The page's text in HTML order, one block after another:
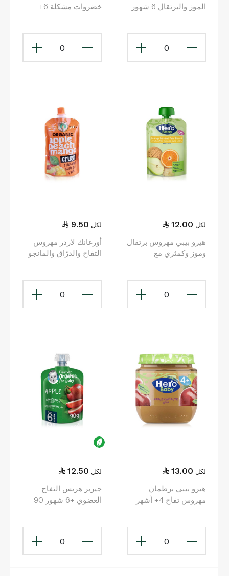
الموز والبرتقال 6 شهور
0
خضروات مشكلة 6+
0
12.00 لكل
هيرو بيبي مهروس برتقال
وموز وكمثري مع
0
9.50 لكل
أورغانك لاردر مهروس
التفاح والدرّاق والمانجو
0
13.00 لكل
هيرو بيبي برطمان
مهروس تفاح 4+ أشهر
0
12.50 لكل
جيربر هريس التفاح
العضوي +6 شهور 90
0